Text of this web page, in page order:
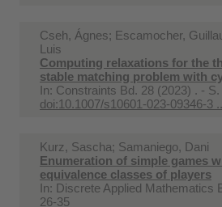
Cseh, Ágnes; Escamocher,
Luis
Computing relaxations for the
stable matching problem with
In: Constraints Bd. 28 (2023) . -
doi:10.1007/s10601-023-09346-3
Kurz, Sascha; Samaniego, Dani
Enumeration of simple games
equivalence classes of players
In: Discrete Applied Mathematics
26-35